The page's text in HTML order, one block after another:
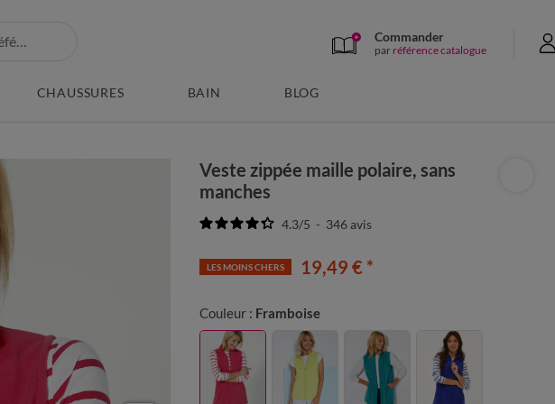
Commander
par référence catalogue
CHAUSSURES BAIN BLOG
Veste zippée maille polaire, sans
manches
4.3/5 - 346avis
19,49 € *
LES MOINS CHERS
Couleur : Framboise